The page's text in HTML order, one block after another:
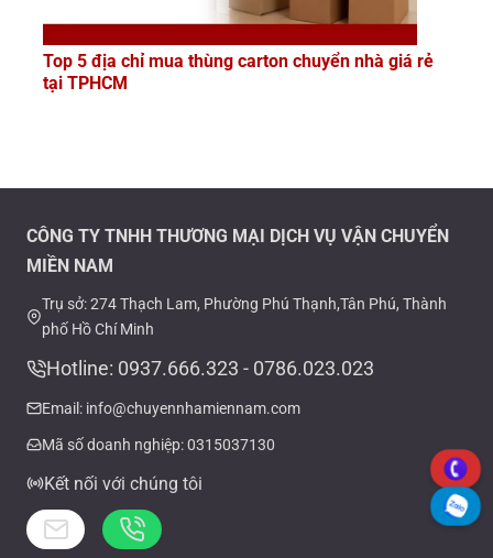
Top 5 địa chỉ mua thùng carton chuyển nhà giá rẻ
tại TPHCM
CÔNG TY TNHH THƯƠNG MẠI DỊCH VỤ VẬN CHUYỂN
MIỀN NAM
Trụ sở: 274 Thạch Lam, Phường Phú Thạnh,Tân Phú, Thành
phố Hồ Chí Minh
Hotline: 0937.666.323 - 0786.023.023
Email: info@chuyennhamiennam.com
Mã số doanh nghiệp: 0315037130
Kết nối với chúng tôi